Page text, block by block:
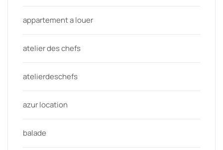
appartement a louer
atelier des chefs
atelierdeschefs
azur location
balade